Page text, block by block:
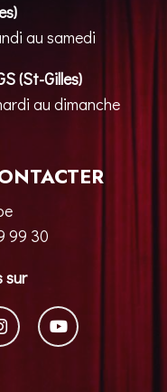
au samedi
(St-Gilles)
au dimanche
99 30
sur